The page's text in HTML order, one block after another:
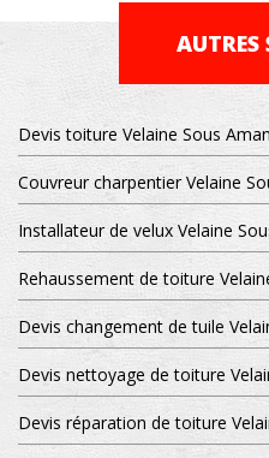
AUTRES
Devis toiture Velaine Sous
Couvreur charpentier Velaine
Installateur de velux Velaine
Rehaussement de toiture
Devis changement de tuile
Devis nettoyage de toiture
Devis réparation de toiture